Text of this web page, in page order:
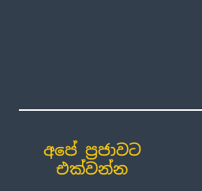
අපේ ප්‍රජාවට
එක්වන්න